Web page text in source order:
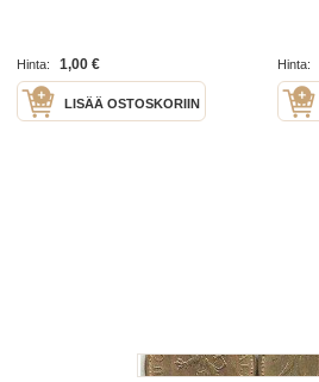
Hinta: 1,00 €
LISÄÄ OSTOSKORIIN
Hinta: